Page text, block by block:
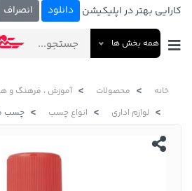
کارایی بهتر در اپلیکیشن دانلود انصراف
همه بخش ها
خانه محصولات آموزش ، فرهنگ و
لوازم اداری
انواع چسب چسب